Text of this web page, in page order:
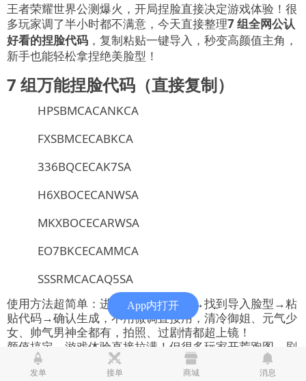
App内打开
王者荣耀世界公测爆火，开局捏脸直接决定游戏体验！很
多玩家调了半小时都不满意，今天直接整理7 组全网公认
好看的捏脸代码 ，复制粘贴一键导入，秒变高颜值主角，
新手也能轻松拿捏绝美脸型！
7 组万能捏脸代码（直接复制）
HPSBMCACANKCA
FXSBMCECABKCA
336BQCECAK7SA
H6XBOCECANWSA
MKXBOCECARWSA
EO7BKCECAMMCA
SSSRMCACAQ5SA
使用方法超简单：进入游戏捏脸界面→找到导入脸型→粘
贴代码→确认生成，不用微调直接用，清冷御姐、元气少
女、帅气男神全都有，拍照、过剧情都超上镜！
颜值搞定，游戏体验直接拉满！但很多玩家开荒跑图、刷
等级、做任务太耗时间，想快速体验高阶内容、解锁强力
装备，却没时间肝？
发单 接单 商城 消息